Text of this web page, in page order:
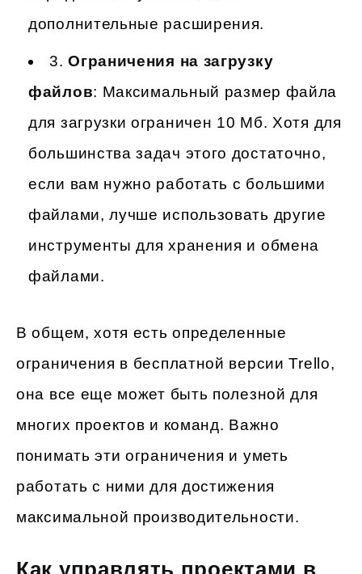
дополнительные расширения.
3.Ограничения на загрузку
файлов: Максимальный размер файла
для загрузки ограничен 10 Мб. Хотя для
большинства задач этого достаточно,
если вам нужно работать с большими
файлами, лучше использовать другие
инструменты для хранения и обмена
файлами.
В общем, хотя есть определенные
ограничения в бесплатной версии Trello,
она все еще может быть полезной для
многих проектов и команд. Важно
понимать эти ограничения и уметь
работать с ними для достижения
максимальной производительности.